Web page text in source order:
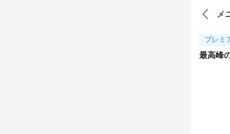
メ
プレミ
最高峰